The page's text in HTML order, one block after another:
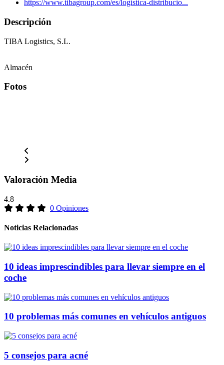
https://www.tibagroup.com/es/logistica-distribucio...
Descripción
TIBA Logistics, S.L.
Almacén
Fotos
Valoración Media
4.8
0 Opiniones
Noticias Relacionadas
10 ideas imprescindibles para llevar siempre en el
coche
10 problemas más comunes en vehículos antiguos
5 consejos para acné